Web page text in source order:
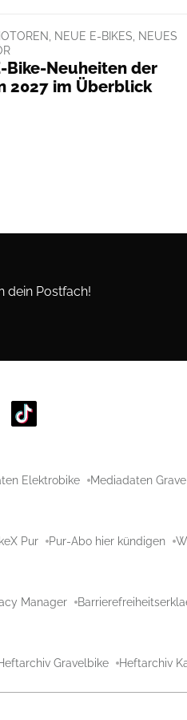
NEUE E-BIKES, NEUES
Bike-Neuheiten der
2027 im Überblick
dein Postfach!
Elektrobike Mediadaten
Pur Pur-Abo hier kündigen
Manager
Gravelbike Heftarchiv